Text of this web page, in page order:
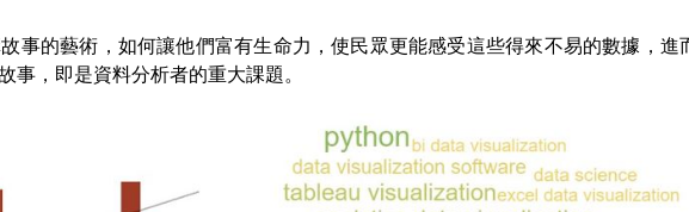
事的藝術，如何讓他們富有生命力，使民眾更能感受這些得來不易的數據，進
事，即是資料分析者的重大課題。